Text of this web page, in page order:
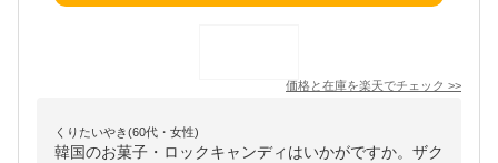
価格と在庫を楽天でチェック >>
くりたいやき(60代・女性)
韓国のお菓子・ロックキャンディはいかがですか。ザク